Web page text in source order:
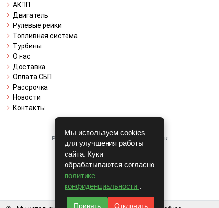
АКПП
Двигатель
Рулевые рейки
Топливная система
Турбины
О нас
Доставка
Оплата СБП
Рассрочка
Новости
Контакты
Работает на системе для авторазборок
CARRO.БИЗНЕС
Полная версия
© COPYRIGHT 2026 г.
v1.1.24
Мы используем cookies
для улучшения работы
сайта. Куки
обрабатываются согласно
политике
конфиденциальности .
Принять Отклонить